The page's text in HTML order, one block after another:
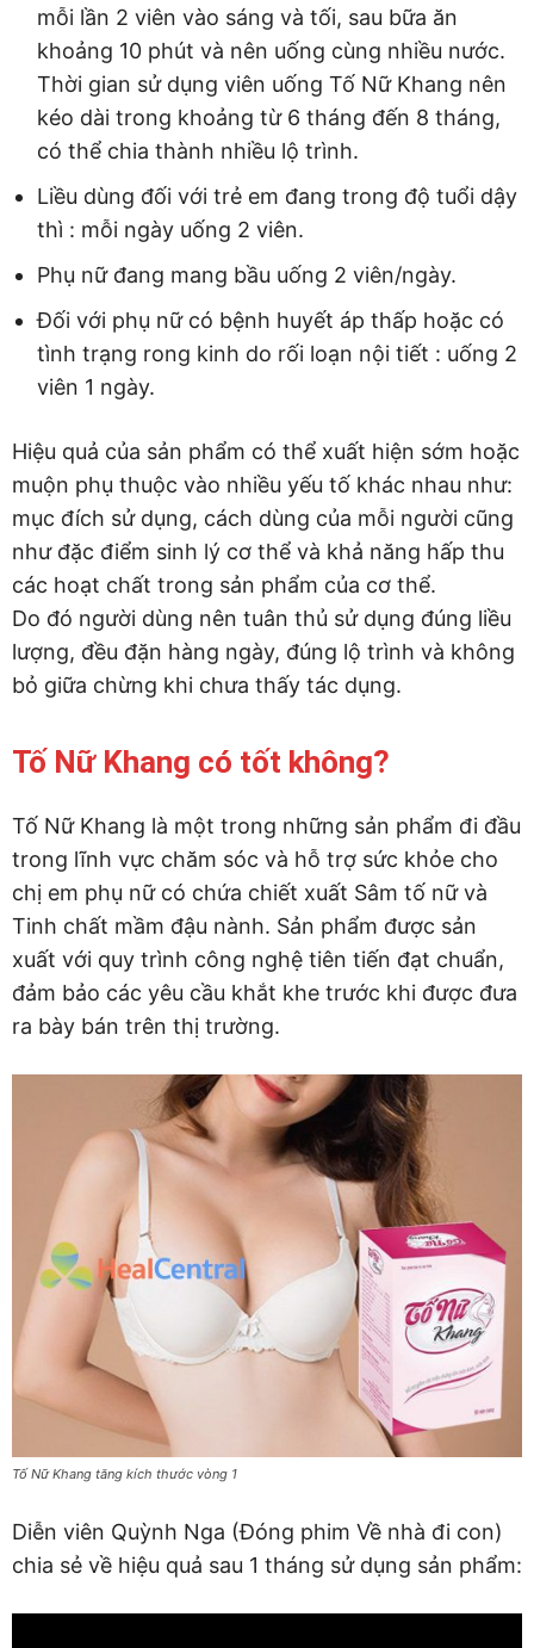
mỗi lần 2 viên vào sáng và tối, sau bữa ăn
khoảng 10 phút và nên uống cùng nhiều nước.
Thời gian sử dụng viên uống Tố Nữ Khang nên
kéo dài trong khoảng từ 6 tháng đến 8 tháng,
có thể chia thành nhiều lộ trình.
Liều dùng đối với trẻ em đang trong độ tuổi dậy
thì : mỗi ngày uống 2 viên.
Phụ nữ đang mang bầu uống 2 viên/ngày.
Đối với phụ nữ có bệnh huyết áp thấp hoặc có
tình trạng rong kinh do rối loạn nội tiết : uống 2
viên 1 ngày.
Hiệu quả của sản phẩm có thể xuất hiện sớm hoặc
muộn phụ thuộc vào nhiều yếu tố khác nhau như:
mục đích sử dụng, cách dùng của mỗi người cũng
như đặc điểm sinh lý cơ thể và khả năng hấp thu
các hoạt chất trong sản phẩm của cơ thể.
Do đó người dùng nên tuân thủ sử dụng đúng liều
lượng, đều đặn hàng ngày, đúng lộ trình và không
bỏ giữa chừng khi chưa thấy tác dụng.
Tố Nữ Khang có tốt không?
Tố Nữ Khang là một trong những sản phẩm đi đầu
trong lĩnh vực chăm sóc và hỗ trợ sức khỏe cho
chị em phụ nữ có chứa chiết xuất Sâm tố nữ và
Tinh chất mầm đậu nành. Sản phẩm được sản
xuất với quy trình công nghệ tiên tiến đạt chuẩn,
đảm bảo các yêu cầu khắt khe trước khi được đưa
ra bày bán trên thị trường.
Tố Nữ Khang tăng kích thước vòng 1
Diễn viên Quỳnh Nga (Đóng phim Về nhà đi con)
chia sẻ về hiệu quả sau 1 tháng sử dụng sản phẩm: